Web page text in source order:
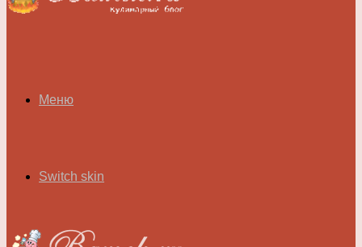
Меню
Switch skin